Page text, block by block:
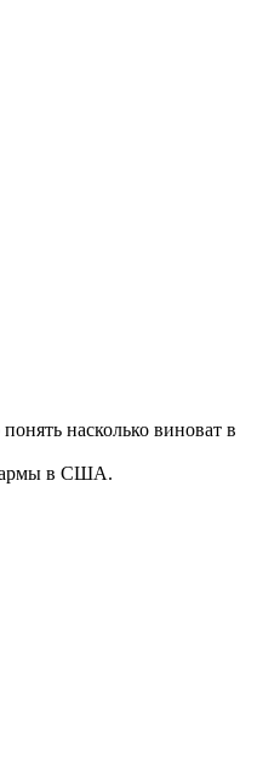
насколько виноват в
фармы в США.